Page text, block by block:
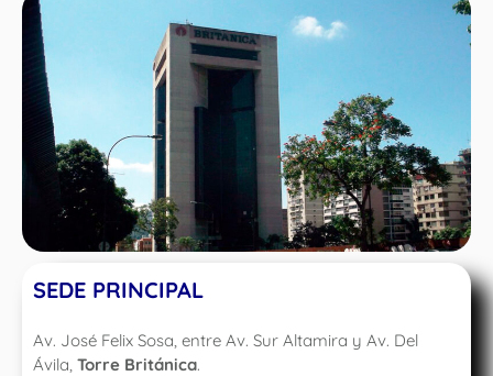
SEDE PRINCIPAL
Av. José Felix Sosa, entre Av. Sur Altamira y Av. Del
Ávila, Torre Británica.